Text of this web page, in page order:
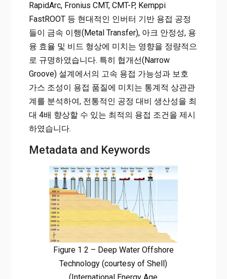
RapidArc, Fronius CMT, CMT-P, Kemppi
FastROOT 등 현대적인 인버터 기반 용접 공정
들이 금속 이행(Metal Transfer), 아크 안정성, 용
융 효율 및 비드 형상에 미치는 영향을 정량적으
로 규명하였습니다. 특히 협개선(Narrow
Groove) 설계에서의 고속 용접 가능성과 보호
가스 조성이 용접 품질에 미치는 통계적 상관관
계를 분석하여, 전통적인 공정 대비 생산성을 최
대 4배 향상할 수 있는 최적의 용접 조건을 제시
하였습니다.
Metadata and Keywords
Figure 1 2 – Deep Water Offshore
Technology (courtesy of Shell)